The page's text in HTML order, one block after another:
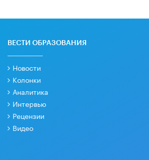
ВЕСТИ ОБРАЗОВАНИЯ
Новости
Колонки
Аналитика
Интервью
Рецензии
Видео